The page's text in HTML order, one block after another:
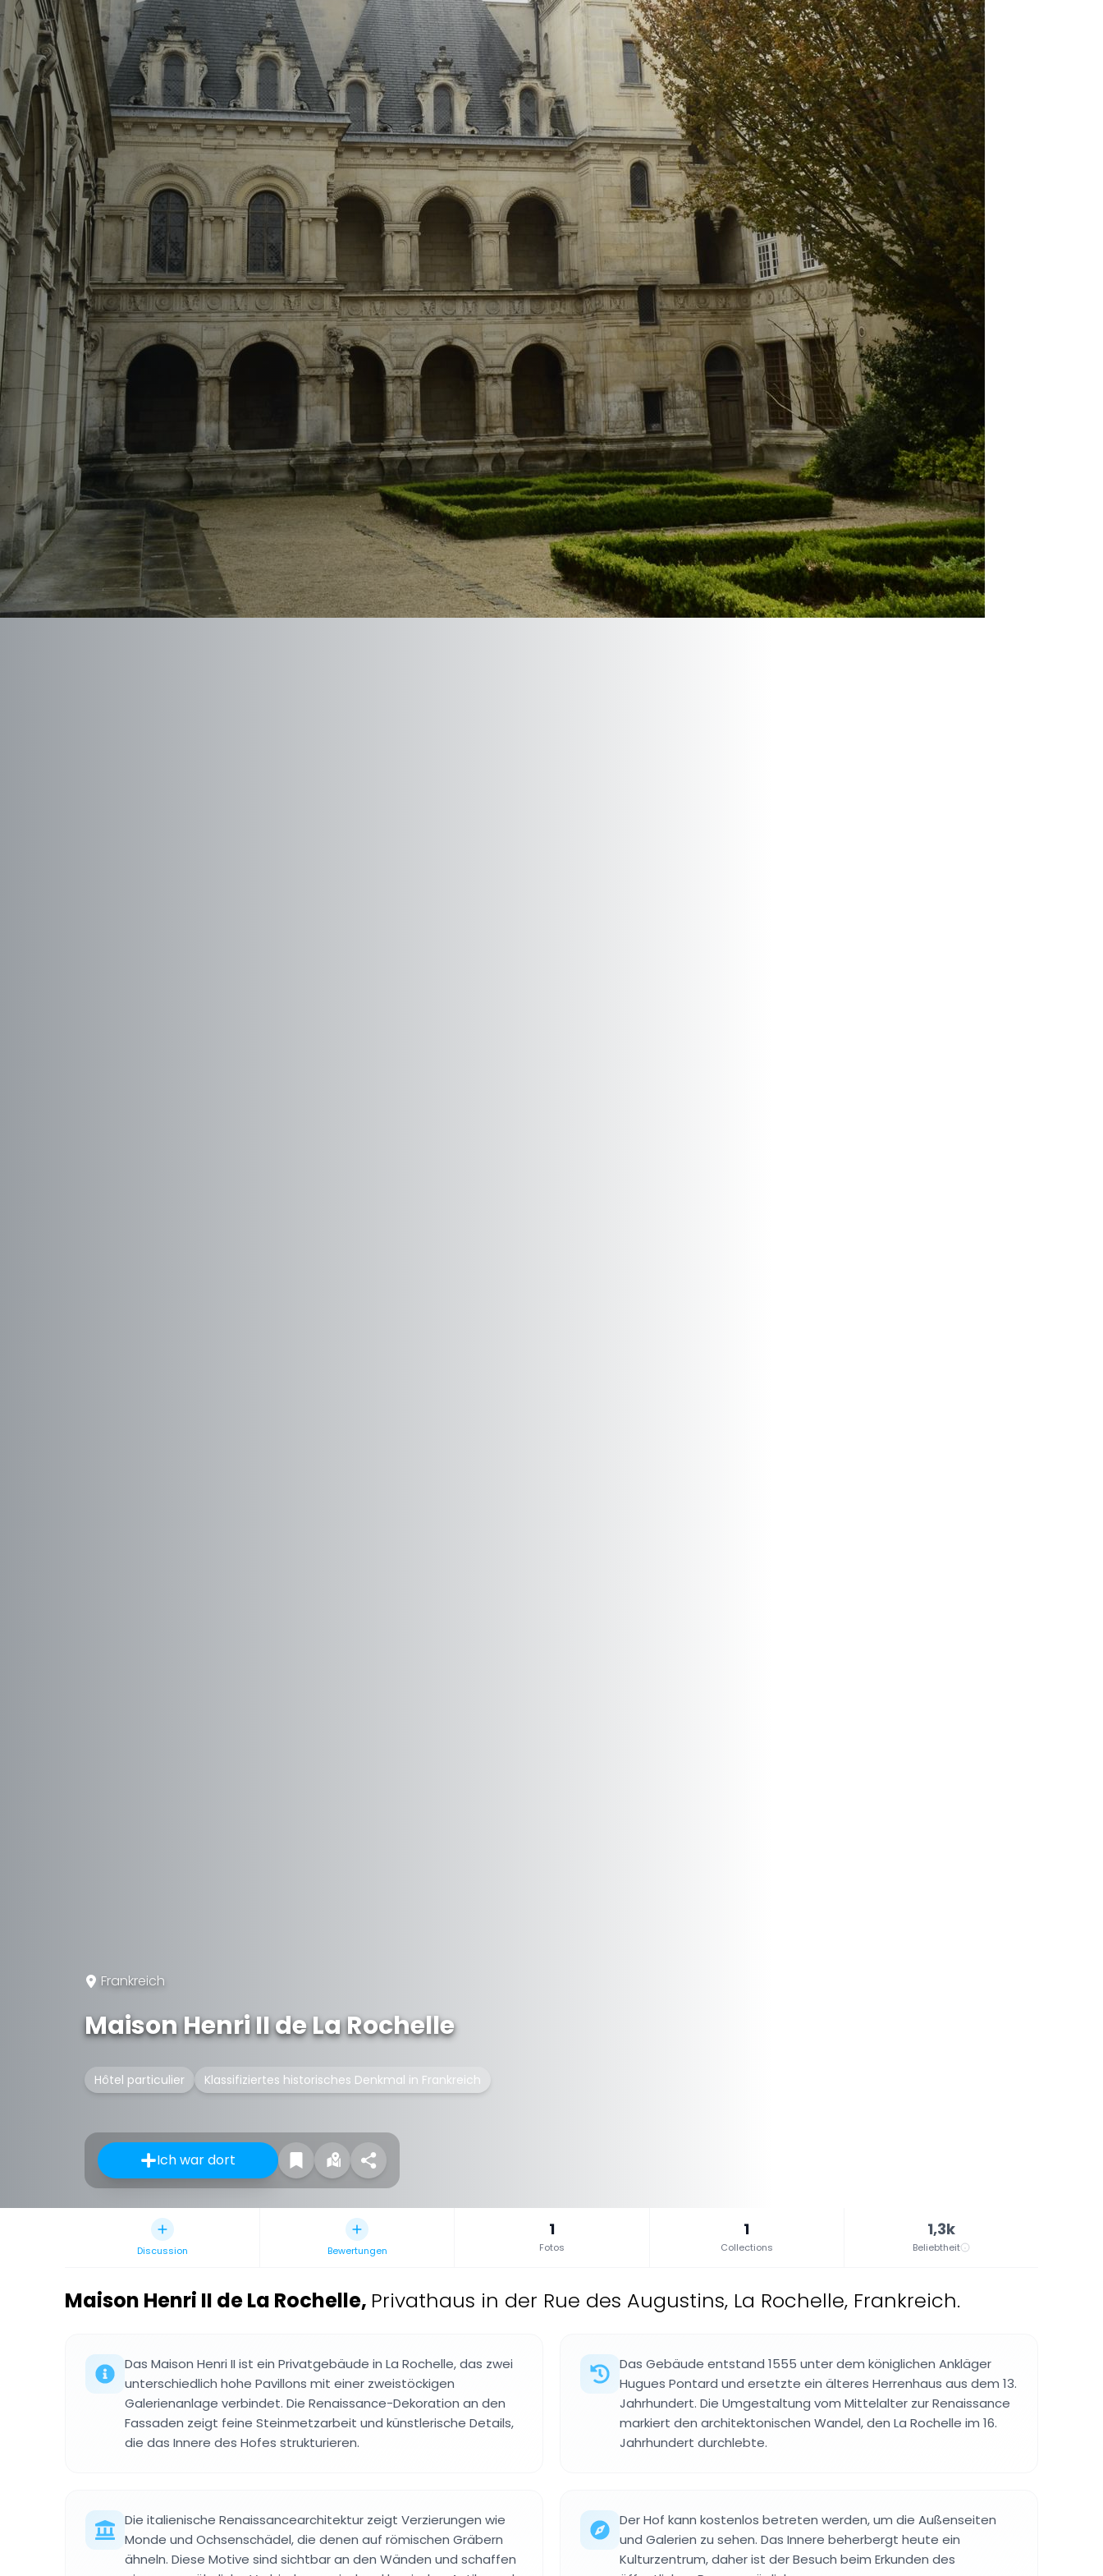
Frankreich
Maison Henri II de La Rochelle
Hôtel particulier Klassifiziertes historisches Denkmal in Frankreich
Ich war dort
Discussion Bewertungen
1
Fotos
1
Collections
1,3k
Beliebtheit
Maison Henri II de La Rochelle, Privathaus in der Rue des Augustins, La Rochelle, Frankreich.
Das Maison Henri II ist ein Privatgebäude in La Rochelle, das zwei
unterschiedlich hohe Pavillons mit einer zweistöckigen
Galerienanlage verbindet. Die Renaissance-Dekoration an den
Fassaden zeigt feine Steinmetzarbeit und künstlerische Details,
die das Innere des Hofes strukturieren.
Das Gebäude entstand 1555 unter dem königlichen Ankläger
Hugues Pontard und ersetzte ein älteres Herrenhaus aus dem 13.
Jahrhundert. Die Umgestaltung vom Mittelalter zur Renaissance
markiert den architektonischen Wandel, den La Rochelle im 16.
Jahrhundert durchlebte.
Die italienische Renaissancearchitektur zeigt Verzierungen wie
Monde und Ochsenschädel, die denen auf römischen Gräbern
ähneln. Diese Motive sind sichtbar an den Wänden und schaffen
Der Hof kann kostenlos betreten werden, um die Außenseiten
und Galerien zu sehen. Das Innere beherbergt heute ein
Kulturzentrum, daher ist der Besuch beim Erkunden des